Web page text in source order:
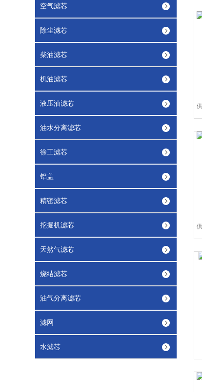
空气滤芯
除尘滤芯
柴油滤芯
机油滤芯
液压油滤芯
油水分离滤芯
徐工滤芯
铝盖
精密滤芯
挖掘机滤芯
天然气滤芯
烧结滤芯
油气分离滤芯
滤网
水滤芯